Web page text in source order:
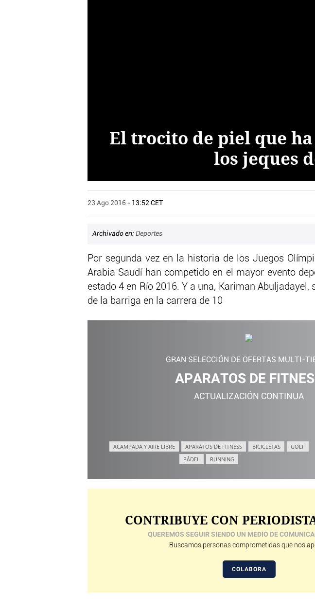
El trocito de piel que
los jeques
23 Ago 2016 - 13:52 CET
Archivado en: Deportes
Por segunda vez en la historia de los Juegos
Arabia Saudí han competido en el mayor evento
estado 4 en Río 2016. Y a una, Kariman Abuljadayel,
de la barriga en la carrera de 10
GRAN SELECCIÓN DE OFERTAS MULTI-
APARATOS DE
ACTUALIZACIÓN CONTINUA
ACAMPADA Y AIRE LIBRE APARATOS DE FITNESS BICICLETAS
GOLF
PÁDEL
RUNNING
CONTRIBUYE CON
QUEREMOS SEGUIR SIENDO UN MEDIO DE
Buscamos personas comprometidas que nos
COLABORA